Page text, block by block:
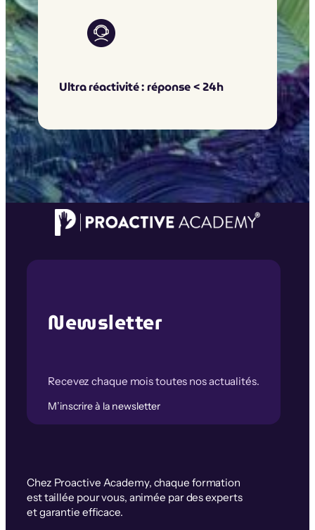
Ultra réactivité : réponse < 24h
Newsletter
Recevez chaque mois toutes nos actualités.
M’inscrire à la newsletter
Chez Proactive Academy, chaque formation
est taillée pour vous, animée par des experts
et garantie efficace.